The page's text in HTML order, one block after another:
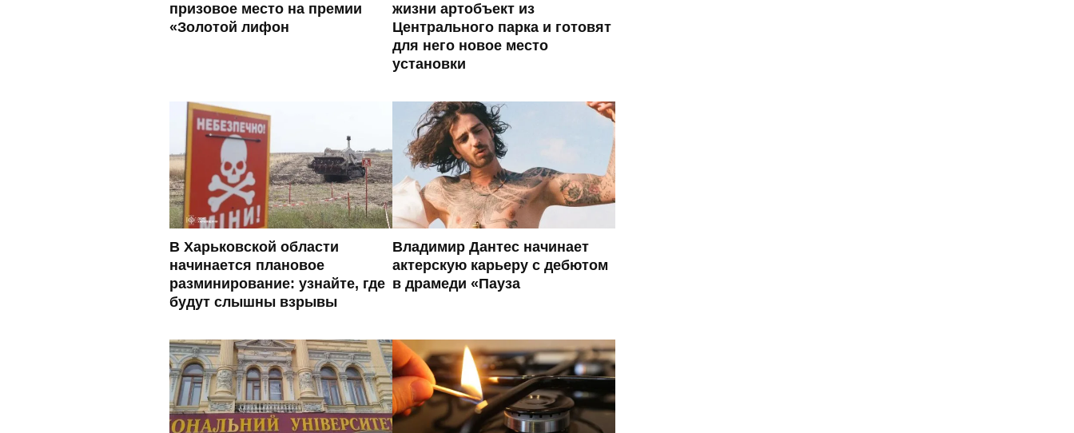
призовое место на премии
«Золотой лифон
жизни артобъект из
Центрального парка и готовят
для него новое место
установки
В Харьковской области
начинается плановое
разминирование: узнайте, где
будут слышны взрывы
Владимир Дантес начинает
актерскую карьеру с дебютом
в драмеди «Пауза